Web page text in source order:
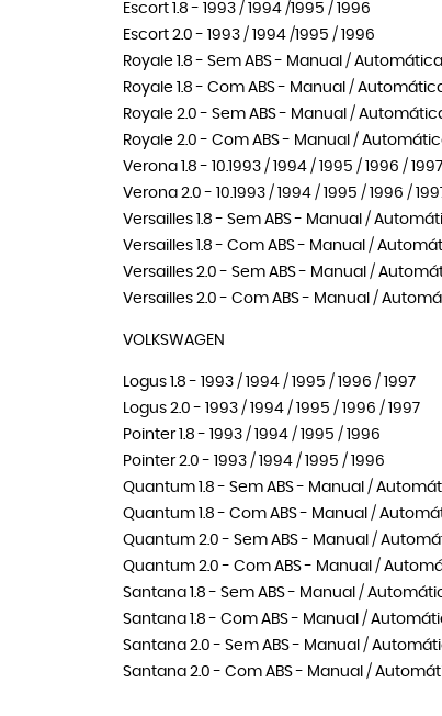
Escort 1.8 - 1993 / 1994 /1995 / 1996
Escort 2.0 - 1993 / 1994 /1995 / 1996
Royale 1.8 - Sem ABS - Manual / Automática
Royale 1.8 - Com ABS - Manual / Automática
Royale 2.0 - Sem ABS - Manual / Automática
Royale 2.0 - Com ABS - Manual /
Verona 1.8 - 10.1993 / 1994 / 1995 / 1996 / 1997
Verona 2.0 - 10.1993 / 1994 / 1995 / 1996 /
Versailles 1.8 - Sem ABS - Manual /
Versailles 1.8 - Com ABS - Manual /
Versailles 2.0 - Sem ABS - Manual /
Versailles 2.0 - Com ABS - Manual /
VOLKSWAGEN
Logus 1.8 - 1993 / 1994 / 1995 / 1996 / 1997
Logus 2.0 - 1993 / 1994 / 1995 / 1996 / 1997
Pointer 1.8 - 1993 / 1994 / 1995 / 1996
Pointer 2.0 - 1993 / 1994 / 1995 / 1996
Quantum 1.8 - Sem ABS - Manual /
Quantum 1.8 - Com ABS - Manual /
Quantum 2.0 - Sem ABS - Manual /
Quantum 2.0 - Com ABS - Manual /
Santana 1.8 - Sem ABS - Manual /
Santana 1.8 - Com ABS - Manual /
Santana 2.0 - Sem ABS - Manual /
Santana 2.0 - Com ABS - Manual /